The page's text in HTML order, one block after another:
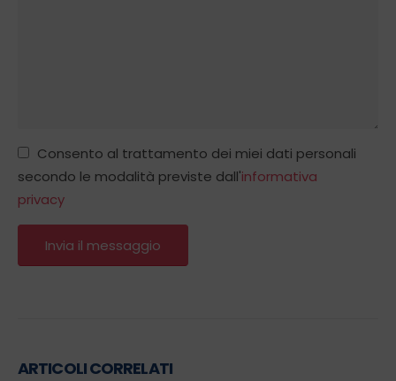
Consento al trattamento dei miei dati personali
secondo le modalità previste dall'informativa
privacy
ARTICOLI CORRELATI